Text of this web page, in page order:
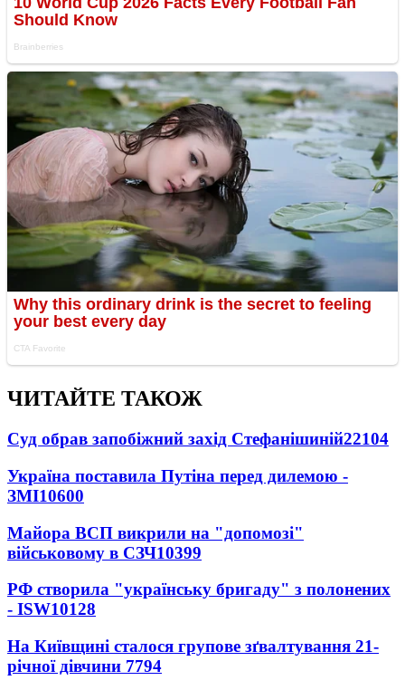
ЧИТАЙТЕ ТАКОЖ
Суд обрав запобіжний захід Стефанішиній22104
Україна поставила Путіна перед дилемою -
ЗМІ10600
Майора ВСП викрили на "допомозі"
військовому в СЗЧ10399
РФ створила "українську бригаду" з полонених
- ISW10128
На Київщині сталося групове зґвалтування 21-
річної дівчини 7794